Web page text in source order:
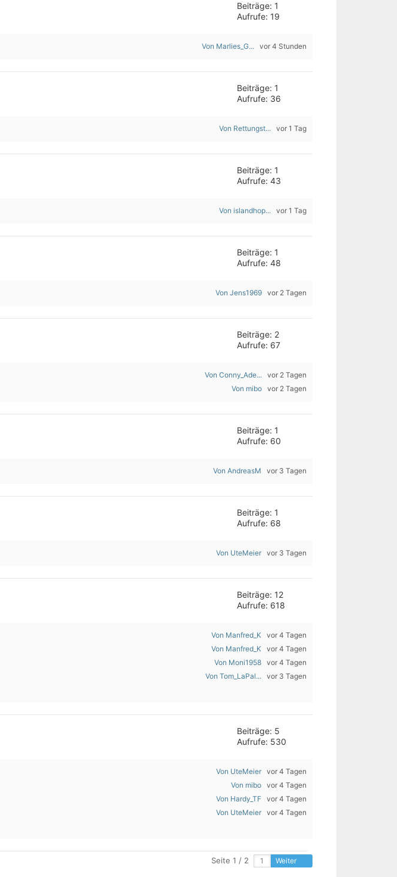
Beiträge: 1
Aufrufe: 19
Von Marlies_G... vor 4 Stunden
Beiträge: 1
Aufrufe: 36
Von Rettungst... vor 1 Tag
Beiträge: 1
Aufrufe: 43
Von islandhop... vor 1 Tag
Beiträge: 1
Aufrufe: 48
Von Jens1969 vor 2 Tagen
Beiträge: 2
Aufrufe: 67
Von Conny_Ade... vor 2 Tagen
Von mibo vor 2 Tagen
Beiträge: 1
Aufrufe: 60
Von AndreasM vor 3 Tagen
Beiträge: 1
Aufrufe: 68
Von UteMeier vor 3 Tagen
Beiträge: 12
Aufrufe: 618
Von Manfred_K vor 4 Tagen
Von Manfred_K vor 4 Tagen
Von Moni1958 vor 4 Tagen
Von Tom_LaPal... vor 3 Tagen
Beiträge: 5
Aufrufe: 530
Von UteMeier vor 4 Tagen
Von mibo vor 4 Tagen
Von Hardy_TF vor 4 Tagen
Von UteMeier vor 4 Tagen
Seite 1 / 2 Weiter